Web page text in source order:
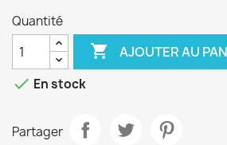
Quantité
 AJOUTER AU
 En stock
Partager